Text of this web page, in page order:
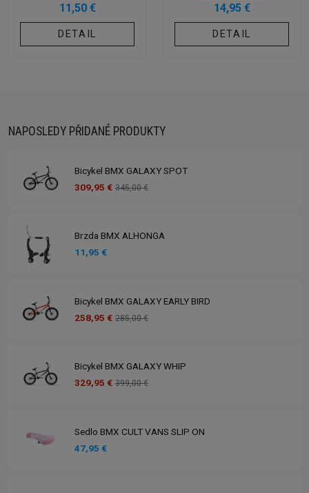
11,50 €
DETAIL
14,95 €
DETAIL
NAPOSLEDY PŘIDANÉ PRODUKTY
Bicykel BMX GALAXY SPOT
309,95 € 345,00 €
Brzda BMX ALHONGA
11,95 €
Bicykel BMX GALAXY EARLY BIRD
258,95 € 285,00 €
Bicykel BMX GALAXY WHIP
329,95 € 399,00 €
Sedlo BMX CULT VANS SLIP ON
47,95 €